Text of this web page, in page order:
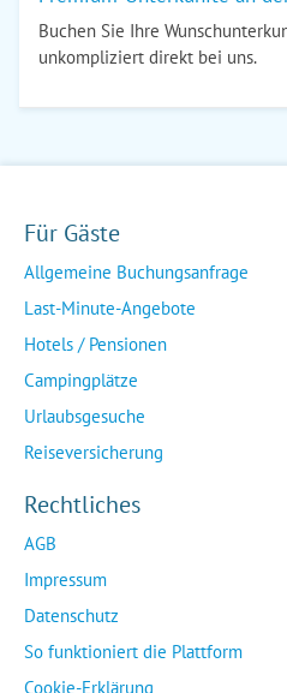
Buchen Sie Ihre
unkompliziert direkt bei uns.
Für Gäste
Allgemeine Buchungsanfrage
Last-Minute-Angebote
Hotels / Pensionen
Campingplätze
Urlaubsgesuche
Reiseversicherung
Rechtliches
AGB
Impressum
Datenschutz
So funktioniert die Plattform
Cookie-Erklärung